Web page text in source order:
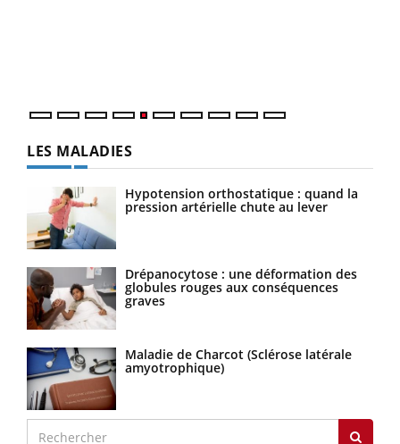
LES MALADIES
Hypotension orthostatique : quand la
pression artérielle chute au lever
Drépanocytose : une déformation des
globules rouges aux conséquences
graves
Maladie de Charcot (Sclérose latérale
amyotrophique)